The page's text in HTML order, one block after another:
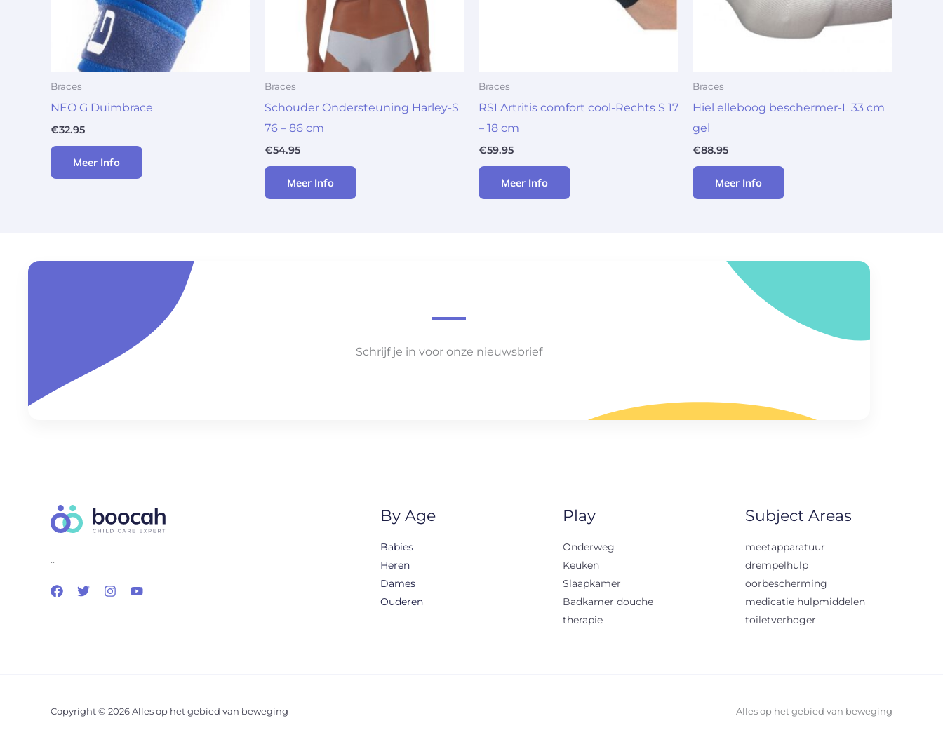
Braces
NEO G Duimbrace
€32.95
Meer Info
Braces
Schouder Ondersteuning Harley-S
76 – 86 cm
€54.95
Meer Info
Braces
RSI Artritis comfort cool-Rechts S 17
– 18 cm
€59.95
Meer Info
Braces
Hiel elleboog beschermer-L 33 cm
gel
€88.95
Meer Info
Schrijf je in voor onze nieuwsbrief
..
By Age
Babies
Heren
Dames
Ouderen
Play
Onderweg
Keuken
Slaapkamer
Badkamer douche
therapie
Subject Areas
meetapparatuur
drempelhulp
oorbescherming
medicatie hulpmiddelen
toiletverhoger
Copyright © 2026 Alles op het gebied van beweging Alles op het gebied van beweging